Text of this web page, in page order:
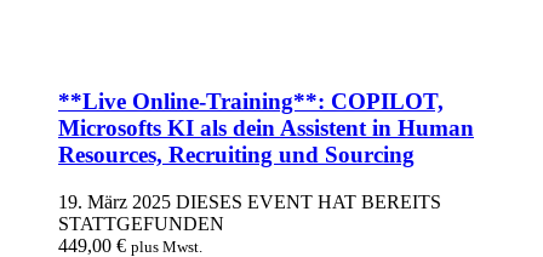
**Live Online-Training**: COPILOT,
Microsofts KI als dein Assistent in Human
Resources, Recruiting und Sourcing
19. März 2025 DIESES EVENT HAT BEREITS
STATTGEFUNDEN
449,00 € plus Mwst.